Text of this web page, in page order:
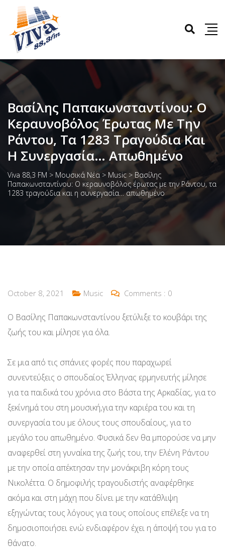
Βασίλης Παπακωνσταντίνου: Ο
Κεραυνοβόλος Έρωτας Με Την
Ράντου, Τα 1283 Τραγούδια Και
Η Συνεργασία… Απωθημένο
Viva 88,3 FM > Μουσικά Νέα > Music > Βασίλης
Παπακωνσταντίνου: Ο κεραυνοβόλος έρωτας με την Ράντου, τα
1283 τραγούδια και η συνεργασία… απωθημένο
October 8, 2021 Music Comments : 0
Ο Βασίλης Παπακωνσταντίνου ξετύλιξε το κουβάρι της
ζωής του και μίλησε για όλα.
Σε μια από τις σπάνιες φορές που παραχωρεί
συνεντεύξεις ο σπουδαίος Έλληνας ερμηνευτής μίλησε
για τα παιδικά του χρόνια στο Βάστα της Αρκαδίας, για το
ξεκίνημά του στη μουσική,για την καριέρα του και τη
συνεργασία του με όλους τους σπουδαίους, για το
μεγάλο του απωθημένο. Φυσικά δεν θα μπορούσε να μην
αναφερθεί στη γυναίκα της ζωής του, την Ελένη Ράντου
με την οποία απέκτησαν την μονάκριβη κόρη τους
Νικολέττα. Ο δημοφιλής τραγουδιστής αναφέρθηκε
ακόμα και στη μάχη που δίνει με την κατάθλιψη
εξηγώντας τους λόγους για τους οποίους επέλεξε να τη
δημοσιοποιήσει ενώ ενδιαφέρον έχει η άποψή του για το
θάνατο.